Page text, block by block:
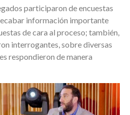
participaron de encuestas
información importante
de cara al proceso; también,
interrogantes, sobre diversas
respondieron de manera